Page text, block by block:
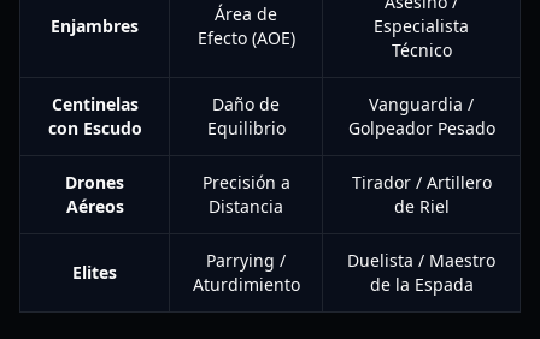
Enjambres
Área de
Efecto (AOE)
Especialista
Técnico
Centinelas
con Escudo
Daño de
Equilibrio
Vanguardia /
Golpeador Pesado
Drones
Aéreos
Precisión a
Distancia
Tirador / Artillero
de Riel
Elites
Parrying /
Aturdimiento
Duelista / Maestro
de la Espada